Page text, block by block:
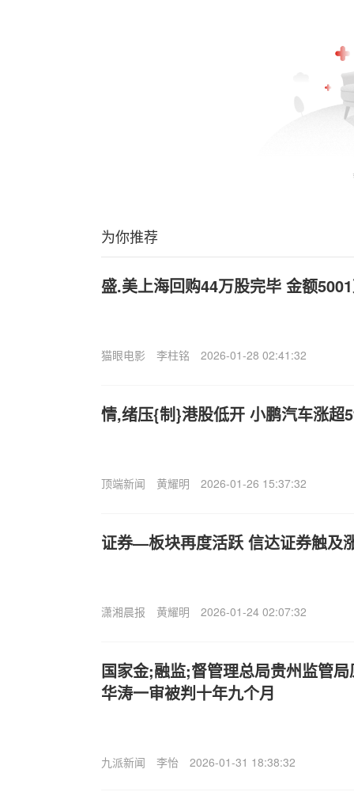
为你推荐
盛.美上海回购44万股完毕 金额
猫眼电影 李柱铭 2026-01-28 02:41:32
情,绪压{制}港股低开 小鹏汽车涨超
顶端新闻 黄耀明 2026-01-26 15:37:32
证券—板块再度活跃 信达证券触及
潇湘晨报 黄耀明 2026-01-24 02:07:32
国家金;融监;督管理总局贵州监管
华涛一审被判十年九个月
九派新闻 李怡 2026-01-31 18:38:32